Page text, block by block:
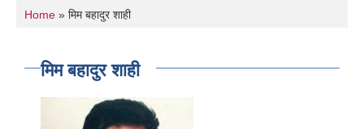
You are here
Home » मिम बहादुर शाही
मिम बहादुर शाही